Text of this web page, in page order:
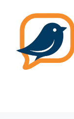
contenu